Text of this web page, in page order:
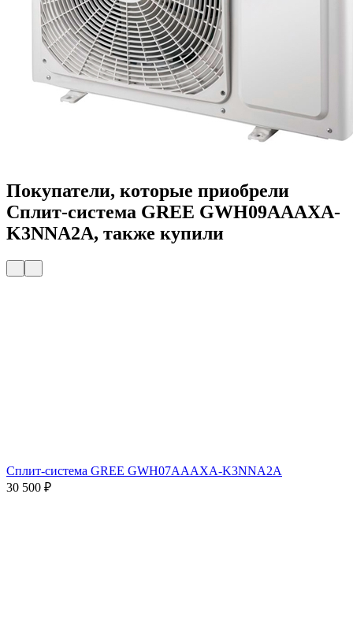
Покупатели, которые приобрели
Сплит-система GREE GWH09AAAXA-
K3NNA2A, также купили
Сплит-система GREE GWH07AAAXA-K3NNA2A
30 500 ₽